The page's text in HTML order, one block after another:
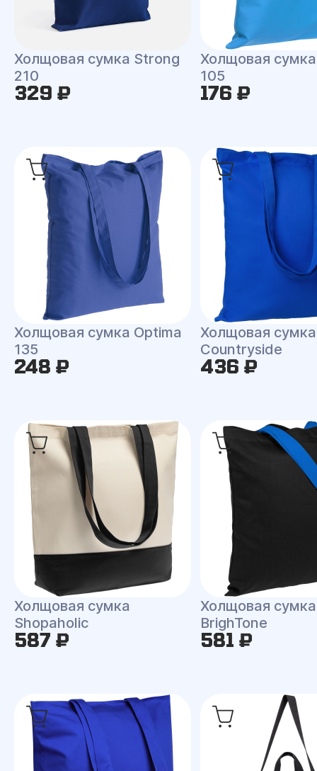
Холщовая сумка Strong
210
329 ₽
Холщовая
105
176 ₽
Холщовая сумка Optima
135
248 ₽
Холщовая сумка
Countryside
436 ₽
Холщовая сумка
Shopaholic
587 ₽
Холщовая сумка
BrighTone
581 ₽